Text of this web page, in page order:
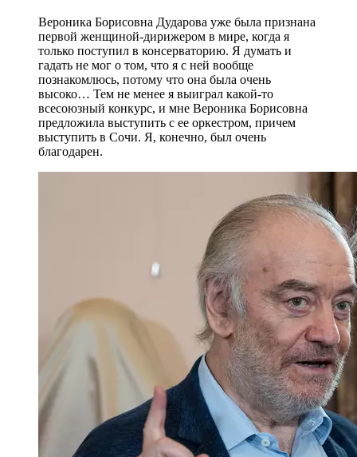
Вероника Борисовна Дударова уже была признана
первой женщиной-дирижером в мире, когда я
только поступил в консерваторию. Я думать и
гадать не мог о том, что я с ней вообще
познакомлюсь, потому что она была очень
высоко… Тем не менее я выиграл какой-то
всесоюзный конкурс, и мне Вероника Борисовна
предложила выступить с ее оркестром, причем
выступить в Сочи. Я, конечно, был очень
благодарен.